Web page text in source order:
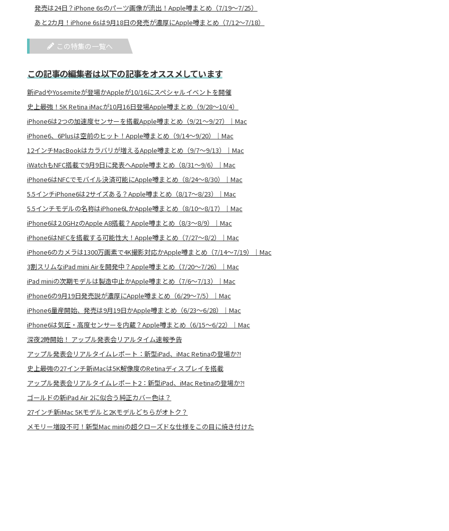
発売は24日？iPhone 6sのパーツ画像が流出！Apple噂まとめ（7/19〜7/25）
あと2カ月！iPhone 6sは9月18日の発売が濃厚にApple噂まとめ（7/12〜7/18）
この特集の一覧へ
この記事の編集者は以下の記事をオススメしています
新iPadやYosemiteが登場かAppleが10/16にスペシャルイベントを開催
史上最強！5K Retina iMacが10月16日登場Apple噂まとめ（9/28〜10/4）
iPhone6は2つの加速度センサーを搭載Apple噂まとめ（9/21〜9/27）｜Mac
iPhone6、6Plusは空前のヒット！Apple噂まとめ（9/14〜9/20）｜Mac
12インチMacBookはカラバリが増えるApple噂まとめ（9/7〜9/13）｜Mac
iWatchもNFC搭載で9月9日に発表へApple噂まとめ（8/31〜9/6）｜Mac
iPhone6はNFCでモバイル決済可能にApple噂まとめ（8/24〜8/30）｜Mac
5.5インチiPhone6は2サイズある？Apple噂まとめ（8/17〜8/23）｜Mac
5.5インチモデルの名称はiPhone6LかApple噂まとめ（8/10〜8/17）｜Mac
iPhone6は2.0GHzのApple A8搭載？Apple噂まとめ（8/3〜8/9）｜Mac
iPhone6はNFCを搭載する可能性大！Apple噂まとめ（7/27〜8/2）｜Mac
iPhone6のカメラは1300万画素で4K撮影対応かApple噂まとめ（7/14〜7/19）｜Mac
3割スリムなiPad mini Airを開発中？Apple噂まとめ（7/20〜7/26）｜Mac
iPad miniの次期モデルは製造中止かApple噂まとめ（7/6〜7/13）｜Mac
iPhone6の9月19日発売説が濃厚にApple噂まとめ（6/29〜7/5）｜Mac
iPhone6量産開始、発売は9月19日かApple噂まとめ（6/23〜6/28）｜Mac
iPhone6は気圧・高度センサーを内蔵？Apple噂まとめ（6/15〜6/22）｜Mac
深夜2時開始！ アップル発表会リアルタイム速報予告
アップル発表会リアルタイムレポート：新型iPad、iMac Retinaの登場か?!
史上最強の27インチ新iMacは5K解像度のRetinaディスプレイを搭載
アップル発表会リアルタイムレポート2：新型iPad、iMac Retinaの登場か?!
ゴールドの新iPad Air 2に似合う純正カバー色は？
27インチ新iMac 5Kモデルと2Kモデルどちらがオトク？
メモリー増設不可！新型Mac miniの超クローズドな仕様をこの目に焼き付けた